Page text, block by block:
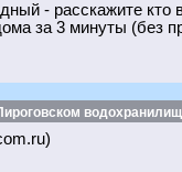
- расскажите
за 3 минуты (без